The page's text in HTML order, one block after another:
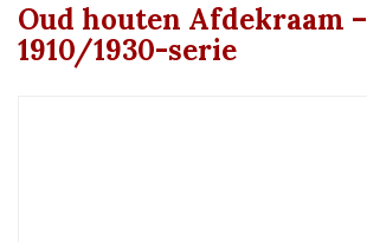
Oud houten Afdekraam –
1910/1930-serie